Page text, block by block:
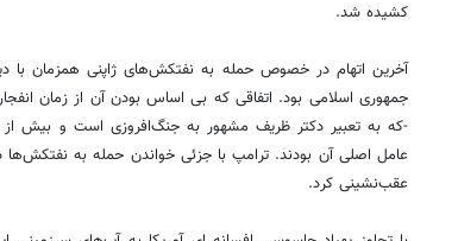
کشیده شد.
آخرین اتهام در خصوص حمله به نفتکش‌های ژاپنی همزمان با
جمهوری اسلامی بود. اتفاقی که بی اساس بودن آن از زمان
-که به تعبیر دکتر ظریف مشهور به جنگ‌افروزی است و بیش از
عامل اصلی آن بودند. ترامپ با جزئی خواندن حمله به نفتکش‌ها
عقب‌نشینی کرد.